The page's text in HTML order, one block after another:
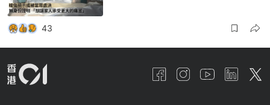
43